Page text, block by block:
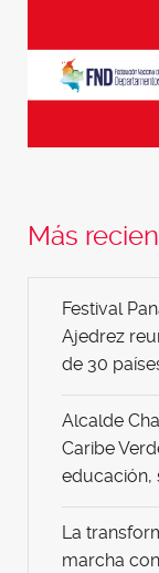
Más
Festival
Ajedrez
de 30
Alcalde
Caribe
educación,
La
marcha